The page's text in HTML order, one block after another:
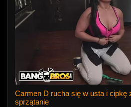
Carmen D rucha się w usta i cipkę
sprzątanie